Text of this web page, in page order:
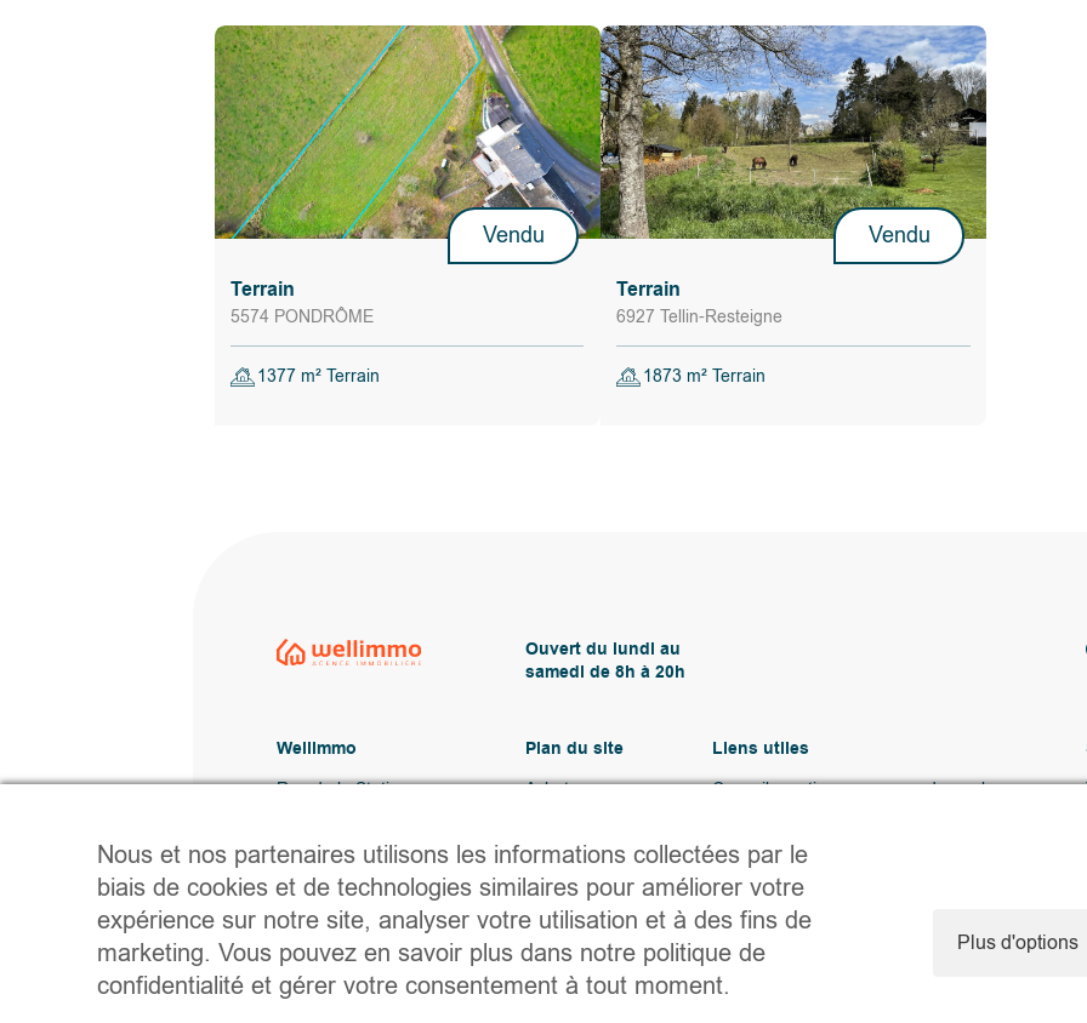
Vendu
Terrain
5574 PONDRÔME
1377 m² Terrain
Vendu
Terrain
6927 Tellin-Resteigne
1873 m² Terrain
Ouvert du lundi au
samedi de 8h à 20h
Wellimmo
Rue de la Station
0487 76 21 22
Vente@wellimmo.be
Plan du site
Acheter
Agence
Contact
Liens utiles
Conseils pratiques pour vendre ou louer
Notaire.be
Nous et nos partenaires utilisons les informations collectées par le
biais de cookies et de technologies similaires pour améliorer votre
expérience sur notre site, analyser votre utilisation et à des fins de
marketing. Vous pouvez en savoir plus dans notre politique de
confidentialité et gérer votre consentement à tout moment.
Plus d'options